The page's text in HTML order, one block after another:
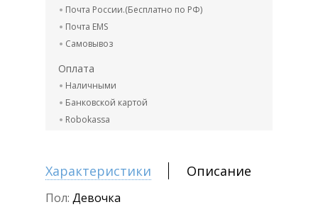
Почта России.(Бесплатно по РФ)
Почта EMS
Самовывоз
Оплата
Наличными
Банковской картой
Robokassa
Характеристики Описание
Пол: Девочка